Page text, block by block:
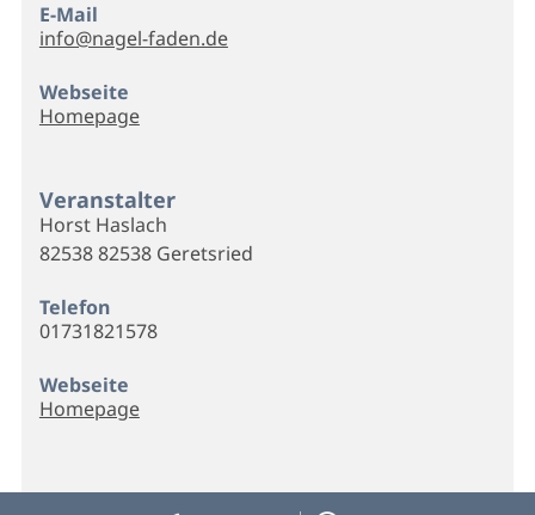
E-Mail
info@nagel-faden.de
Webseite
Homepage
Veranstalter
Horst Haslach
82538 82538 Geretsried
Telefon
01731821578
Webseite
Homepage